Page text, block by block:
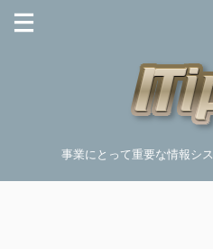
事業にとって重要な情報シ